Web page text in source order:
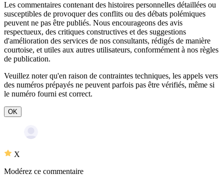
Les commentaires contenant des histoires personnelles détaillées ou
susceptibles de provoquer des conflits ou des débats polémiques
peuvent ne pas être publiés. Nous encourageons des avis
respectueux, des critiques constructives et des suggestions
d'amélioration des services de nos consultants, rédigés de manière
courtoise, et utiles aux autres utilisateurs, conformément à nos règles
de publication.
Veuillez noter qu'en raison de contraintes techniques, les appels vers
des numéros prépayés ne peuvent parfois pas être vérifiés, même si
le numéro fourni est correct.
OK
X
Modérez ce commentaire